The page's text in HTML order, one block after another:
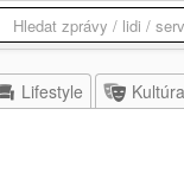
Lifestyle Kultúra